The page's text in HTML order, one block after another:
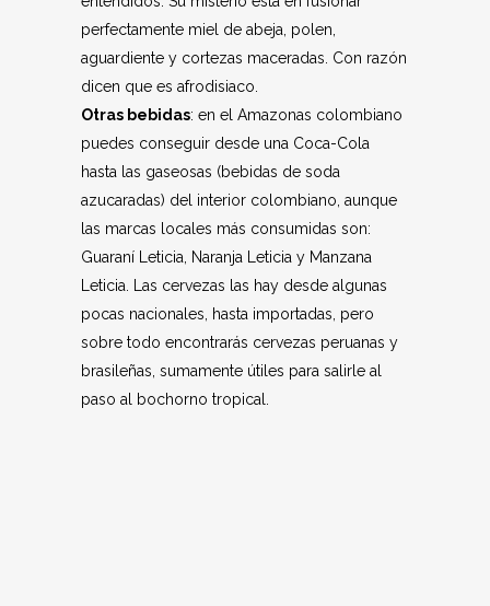
perfectamente miel de abeja, polen,
aguardiente y cortezas maceradas. Con razón
dicen que es afrodisiaco.
Otras bebidas: en el Amazonas colombiano
puedes conseguir desde una Coca-Cola
hasta las gaseosas (bebidas de soda
azucaradas) del interior colombiano, aunque
las marcas locales más consumidas son:
Guaraní Leticia, Naranja Leticia y Manzana
Leticia. Las cervezas las hay desde algunas
pocas nacionales, hasta importadas, pero
sobre todo encontrarás cervezas peruanas y
brasileñas, sumamente útiles para salirle al
paso al bochorno tropical.